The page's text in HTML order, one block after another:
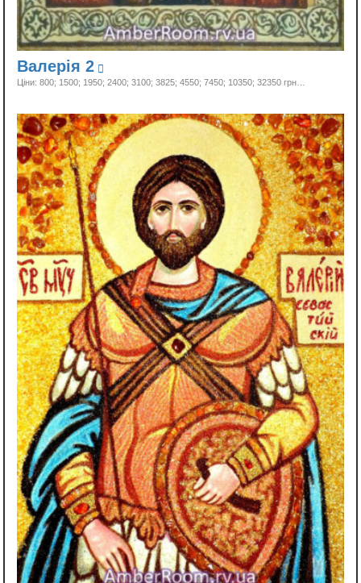
Валерія 2
Ціни: 800; 1500; 1950; 2400; 3100; 3825; 4550; 7450; 10350; 32350 грн…